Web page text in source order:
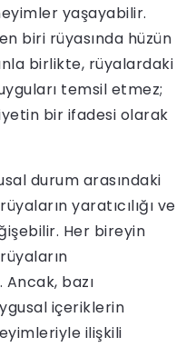
yaşayabilir.
biri rüyasında hüzün
birlikte, rüyalardaki
temsil etmez;
bir ifadesi olarak
durum arasındaki
yaratıcılığı ve
Her bireyin
bazı
içeriklerin
ilişkili